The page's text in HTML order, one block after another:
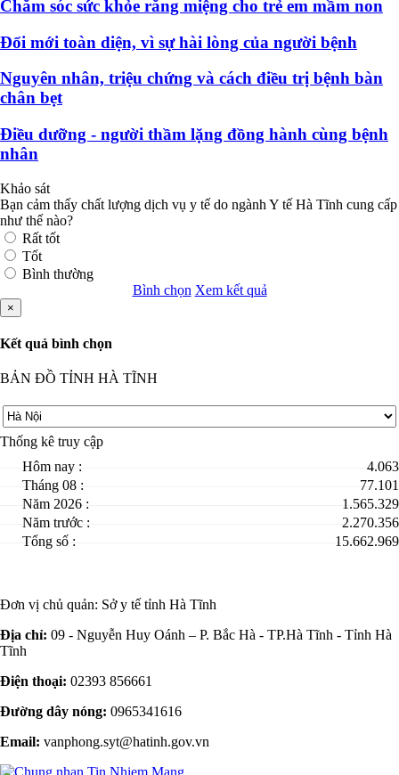
Chăm sóc sức khỏe răng miệng cho trẻ em mầm non
Đổi mới toàn diện, vì sự hài lòng của người bệnh
Nguyên nhân, triệu chứng và cách điều trị bệnh bàn
chân bẹt
Điều dưỡng - người thầm lặng đồng hành cùng bệnh
nhân
Khảo sát
Bạn cảm thấy chất lượng dịch vụ y tế do ngành Y tế Hà Tĩnh cung cấp
như thế nào?
Rất tốt
Tốt
Bình thường
Bình chọn Xem kết quả
×
Kết quả bình chọn
BẢN ĐỒ TỈNH HÀ TĨNH
Thống kê truy cập
Hôm nay :
4.063
Tháng 08 :
77.101
Năm 2026 :
1.565.329
Năm trước :
2.270.356
Tổng số :
15.662.969
Đơn vị chủ quản: Sở y tế tỉnh Hà Tĩnh
Địa chỉ: 09 - Nguyễn Huy Oánh – P. Bắc Hà - TP.Hà Tĩnh - Tỉnh Hà
Tĩnh
Điện thoại: 02393 856661
Đường dây nóng: 0965341616
Email: vanphong.syt@hatinh.gov.vn